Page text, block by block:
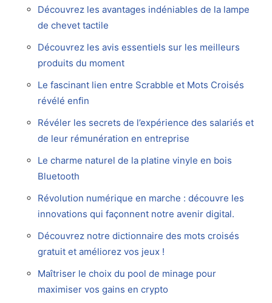
Découvrez les avantages indéniables de la lampe
de chevet tactile
Découvrez les avis essentiels sur les meilleurs
produits du moment
Le fascinant lien entre Scrabble et Mots Croisés
révélé enfin
Révéler les secrets de l’expérience des salariés et
de leur rémunération en entreprise
Le charme naturel de la platine vinyle en bois
Bluetooth
Révolution numérique en marche : découvre les
innovations qui façonnent notre avenir digital.
Découvrez notre dictionnaire des mots croisés
gratuit et améliorez vos jeux !
Maîtriser le choix du pool de minage pour
maximiser vos gains en crypto